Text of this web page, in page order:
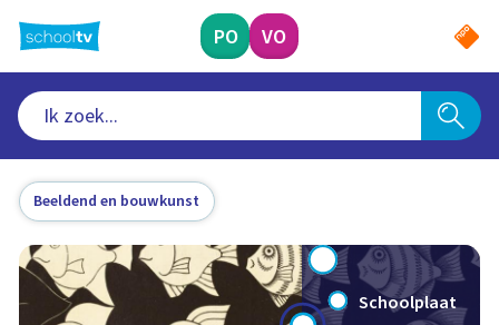
naar
hoofdinhoud
PO VO
Beeldend en bouwkunst
Schoolplaat